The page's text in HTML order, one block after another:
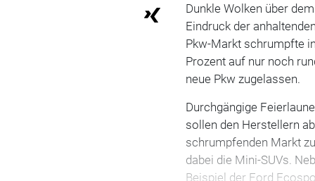
Dunkle Wolken über
Eindruck der
Pkw-Markt schrumpfte
Prozent auf nur noch
neue Pkw zugelassen.
Durchgängige
sollen den Herstellern
schrumpfenden Markt
dabei die Mini-SUVs.
Beispiel der Ford